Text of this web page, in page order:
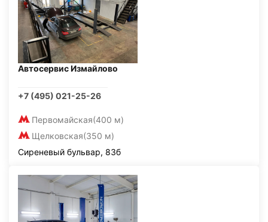
Автосервис Измайлово
+7 (495) 021-25-26
Первомайская(400 м)
Щелковская(350 м)
Сиреневый бульвар, 83б